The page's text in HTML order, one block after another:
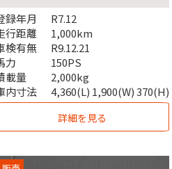
録年月
行距離
検有無
力
載量
内寸法
R7.12
1,000km
R9.12.21
150PS
2,000kg
4,360(L) 1,900(W) 370(H)
詳細を見る